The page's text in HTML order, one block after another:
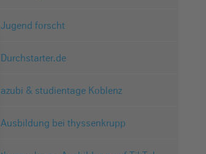
Jugend forscht
Durchstarter.de
azubi & studientage Koblenz
Ausbildung bei thyssenkrupp